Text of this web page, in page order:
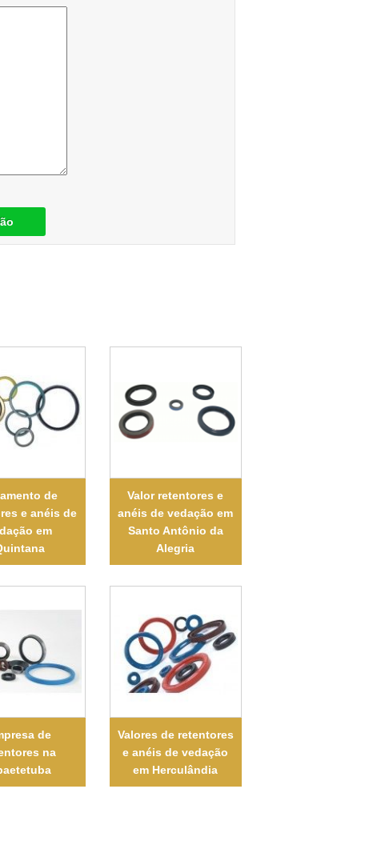
de
e anéis de
em
Valor retentores e
anéis de vedação em
Santo Antônio da
Alegria
de
na
Valores de retentores
e anéis de vedação
em Herculândia